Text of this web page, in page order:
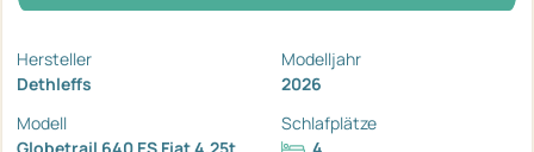
Hersteller
Dethleffs
Modelljahr
2026
Modell
Globetrail 640 ES Fiat 4,25t
Schlafplätze
4